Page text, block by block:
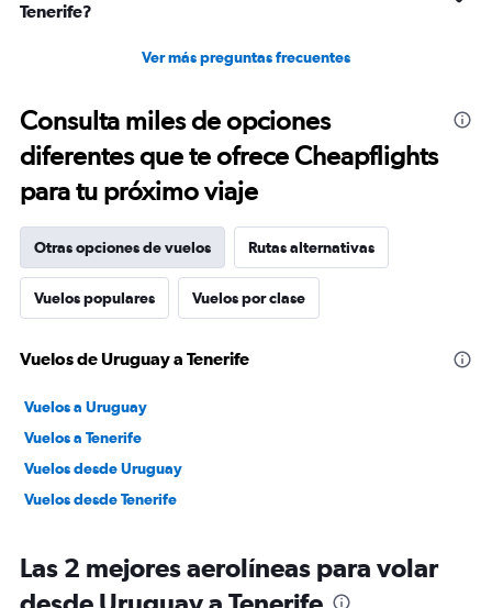
Tenerife?
Ver más preguntas frecuentes
Consulta miles de opciones
diferentes que te ofrece Cheapflights
para tu próximo viaje
Otras opciones de vuelos Rutas alternativas
Vuelos populares Vuelos por clase
Vuelos de Uruguay a Tenerife
Vuelos a Uruguay
Vuelos a Tenerife
Vuelos desde Uruguay
Vuelos desde Tenerife
Las 2 mejores aerolíneas para volar